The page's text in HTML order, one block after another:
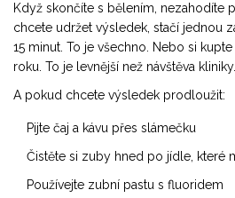
Když skončíte s bělením, nezahodíte
chcete udržet výsledek, stačí jednou
15 minut. To je všechno. Nebo si
roku. To je levnější než návštěva kliniky.
A pokud chcete výsledek prodloužit:
Pijte čaj a kávu přes slámečku
Čistěte si zuby hned po jídle, které
Používejte zubní pastu s fluoridem